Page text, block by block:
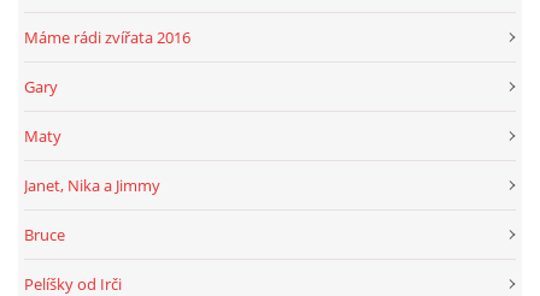
Máme rádi zvířata 2016
Gary
Maty
Janet, Nika a Jimmy
Bruce
Pelíšky od Irči